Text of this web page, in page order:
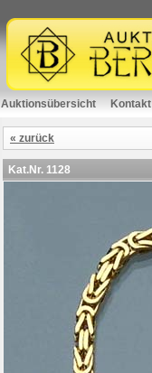
Auktionsübersicht Kontakt
« zurück
Kat.Nr. 1128